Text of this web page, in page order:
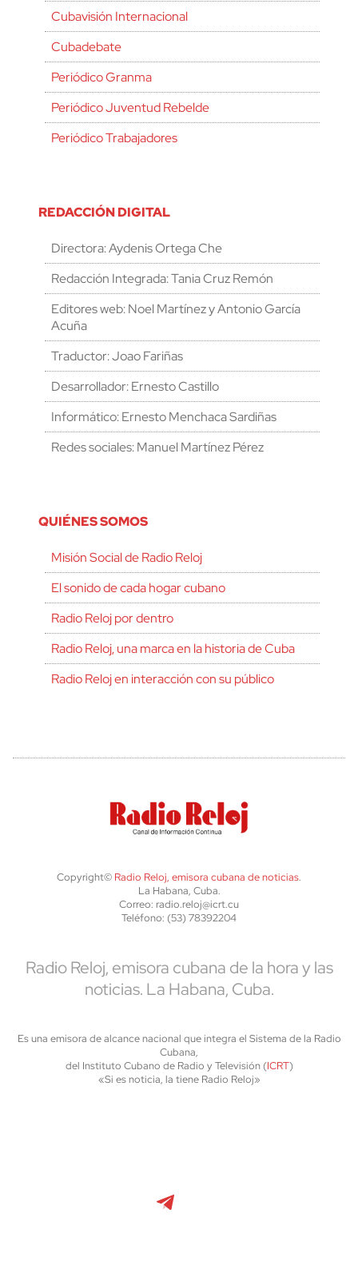
Cubavisión Internacional
Cubadebate
Periódico Granma
Periódico Juventud Rebelde
Periódico Trabajadores
REDACCIÓN DIGITAL
Directora: Aydenis Ortega Che
Redacción Integrada: Tania Cruz Remón
Editores web: Noel Martínez y Antonio García
Acuña
Traductor: Joao Fariñas
Desarrollador: Ernesto Castillo
Informático: Ernesto Menchaca Sardiñas
Redes sociales: Manuel Martínez Pérez
QUIÉNES SOMOS
Misión Social de Radio Reloj
El sonido de cada hogar cubano
Radio Reloj por dentro
Radio Reloj, una marca en la historia de Cuba
Radio Reloj en interacción con su público
Copyright© Radio Reloj, emisora cubana de noticias.
La Habana, Cuba.
Correo: radio.reloj@icrt.cu
Teléfono: (53) 78392204
Radio Reloj, emisora cubana de la hora y las
noticias. La Habana, Cuba.
Es una emisora de alcance nacional que integra el Sistema de la Radio
Cubana,
del Instituto Cubano de Radio y Televisión (ICRT)
«Si es noticia, la tiene Radio Reloj»